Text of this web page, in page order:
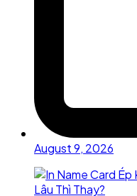
August 9, 2026